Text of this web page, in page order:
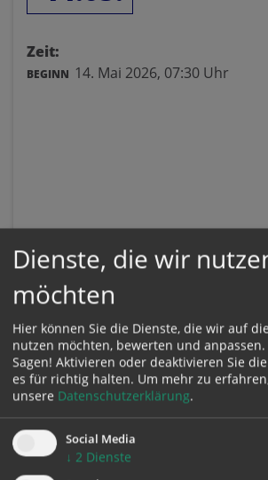
Zeit:
BEGINN 14. Mai 2026, 07:30 Uhr
Dienste, die wir
möchten
Hier können Sie die Dienste, die wir auf
nutzen möchten, bewerten und anpassen.
Sagen! Aktivieren oder deaktivieren Sie
es für richtig halten. Um mehr zu
unsere Datenschutzerklärung.
Social Media
↓ 2 Dienste